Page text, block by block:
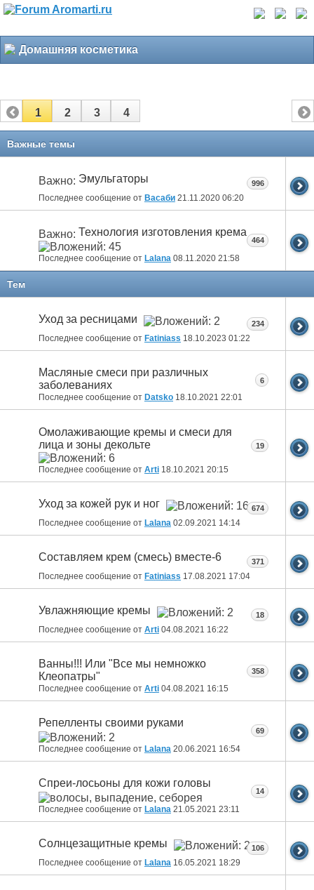
Домашняя косметика
1 2 3 4
Важные темы
Важно: Эмульгаторы
Последнее сообщение от Васаби 21.11.2020 06:20
996
Важно: Технология изготовления крема
Последнее сообщение от Lalana 08.11.2020 21:58
464
Тем
Уход за ресницами
Последнее сообщение от Fatiniass 18.10.2023 01:22
234
Масляные смеси при различных
заболеваниях
Последнее сообщение от Datsko 18.10.2021 22:01
6
Омолаживающие кремы и смеси для
лица и зоны декольте
Последнее сообщение от Arti 18.10.2021 20:15
19
Уход за кожей рук и ног
Последнее сообщение от Lalana 02.09.2021 14:14
674
Составляем крем (смесь) вместе-6
Последнее сообщение от Fatiniass 17.08.2021 17:04
371
Увлажняющие кремы
Последнее сообщение от Arti 04.08.2021 16:22
18
Ванны!!! Или "Все мы немножко
Клеопатры"
Последнее сообщение от Arti 04.08.2021 16:15
358
Репелленты своими руками
Последнее сообщение от Lalana 20.06.2021 16:54
69
Спреи-лосьоны для кожи головы
Последнее сообщение от Lalana 21.05.2021 23:11
14
Солнцезащитные кремы
Последнее сообщение от Lalana 16.05.2021 18:29
106